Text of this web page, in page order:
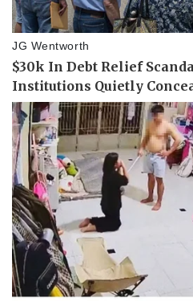
Thể thao
Bóng đá
Lịch thi đấu bóng đá
Thế giới thể thao
eSports
Hậu trường